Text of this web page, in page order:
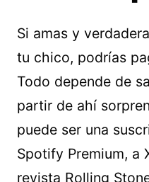
Si amas y
tu chico, podrías
Todo depende de
partir de ahí
puede ser una
Spotify Premium, a
revista Rolling